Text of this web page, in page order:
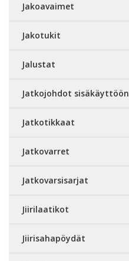
Jakoavaimet
Jakotukit
Jalustat
Jatkojohdot sisäkäyttöön
Jatkotikkaat
Jatkovarret
Jatkovarsisarjat
Jiirilaatikot
Jiirisahapöydät